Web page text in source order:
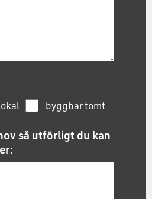
byggbar tomt
så utförligt du kan